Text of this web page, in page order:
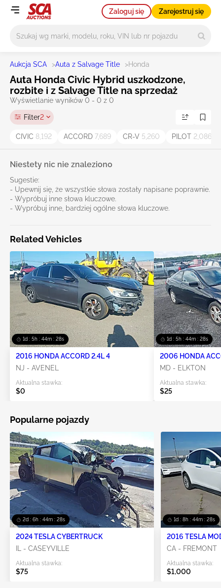
Zaloguj się Zarejestruj się
Aukcja SCA >Auta z Salvage Title >Honda
Auta Honda Civic Hybrid uszkodzone,
rozbite i z Salvage Title na sprzedaż
Wyświetlanie wyników 0 - 0 z 0
Filter2
CIVIC 8,192 ACCORD 7,689 CR-V 5,260 PILOT 2,086
Niestety nic nie znaleziono
Sugestie:
- Upewnij się, że wszystkie słowa zostały napisane poprawnie.
- Wypróbuj inne słowa kluczowe.
- Wypróbuj inne, bardziej ogólne słowa kluczowe.
Related Vehicles
1d : 5h : 44m : 28s
2016 HONDA ACCORD 2.4L 4
NJ - AVENEL
Aktualna stawka:
$0
1d : 5h : 44m : 28s
2006 HONDA
MD - ELKTON
Aktualna stawka:
$25
Popularne pojazdy
2d : 6h : 44m : 28s
2024 TESLA CYBERTRUCK
IL - CASEYVILLE
Aktualna stawka:
$75
1d : 8h : 44m : 28s
2016 TESLA
CA - FREMONT
Aktualna stawka:
$1,000